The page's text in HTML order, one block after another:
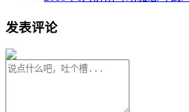
发表评论